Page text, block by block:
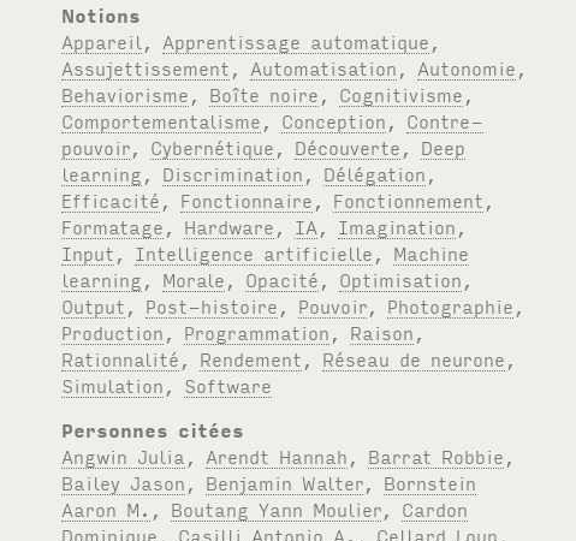
Notions
Appareil
Apprentissage automatique
Assujettissement
Automatisation Autonomie
Behaviorisme
Boîte noire Cognitivisme
Comportementalisme
Conception
Contre-
pouvoir
Cybernétique Découverte
Deep
learning
Discrimination Délégation
Efficacité
Fonctionnaire Fonctionnement
Formatage
Hardware IA Imagination
Input
Intelligence artificielle
Machine
learning
Morale Opacité Optimisation
Output
Post-histoire Pouvoir Photographie
Production
Programmation Raison
Rationnalité
Rendement Réseau de neurone
Simulation
Software
Personnes citées
Angwin Julia
Arendt Hannah Barrat Robbie
Bailey Jason
Benjamin Walter
Bornstein
Aaron M.
Boutang Yann Moulier
Cardon
Dominique
Casilli Antonio A. Cellard Loup